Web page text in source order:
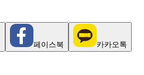
페이스북 카카오톡